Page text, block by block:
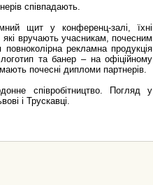
співпадають.
щит у конференц-залі, їхні
вручають учасникам, почесним
рекламна продукція
та банер – на офіційному
почесні дипломи партнерів.
співробітництво. Погляд у
і Трускавці.